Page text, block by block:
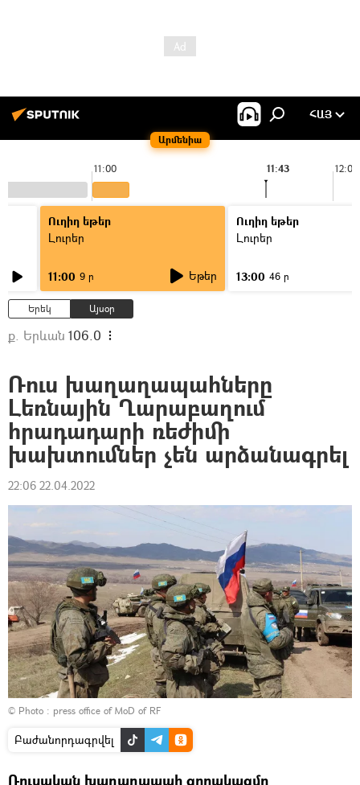
Արմենիա
ՀԱՅ
11:00 12:00
11:43
Ուղիղ եթեր
Լուրեր
11:00 9 ր Եթեր
Ուղիղ եթեր
Լուրեր
13:00 46 ր
Երեկ Այսօր
ք. Երևան 106.0
Ռուս խաղաղապահները
Լեռնային Ղարաբաղում
հրադադարի ռեժիմի
խախտումներ չեն արձանագրել
22:06 22.04.2022
© Photo : press office of MoD of RF
Բաժանորդագրվել
Ռուսական խաղաղապահ զորակազմը